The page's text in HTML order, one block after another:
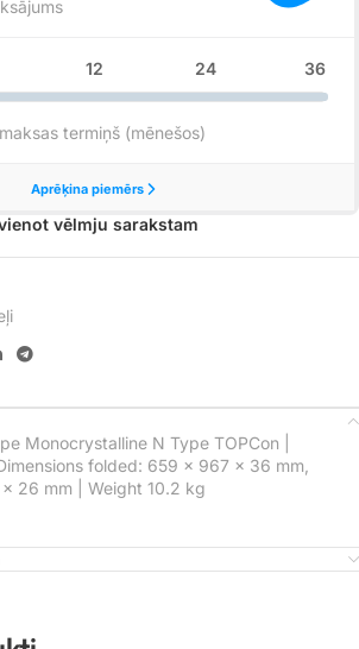
vēlmju sarakstam
Monocrystalline N Type TOPCon |
folded: 659 × 967 × 36 mm,
26 mm | Weight 10.2 kg